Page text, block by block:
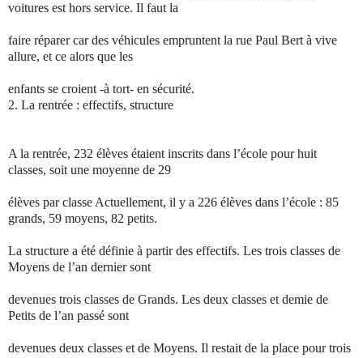
voitures est hors service. Il faut la
faire réparer car des véhicules empruntent la rue Paul Bert à vive
allure, et ce alors que les
enfants se croient -à tort- en sécurité.
2. La rentrée : effectifs, structure
A la rentrée, 232 élèves étaient inscrits dans l’école pour huit
classes, soit une moyenne de 29
élèves par classe Actuellement, il y a 226 élèves dans l’école : 85
grands, 59 moyens, 82 petits.
La structure a été définie à partir des effectifs. Les trois classes de
Moyens de l’an dernier sont
devenues trois classes de Grands. Les deux classes et demie de
Petits de l’an passé sont
devenues deux classes et de Moyens. Il restait de la place pour trois